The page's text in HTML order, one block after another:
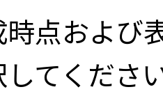
点および
てくださ